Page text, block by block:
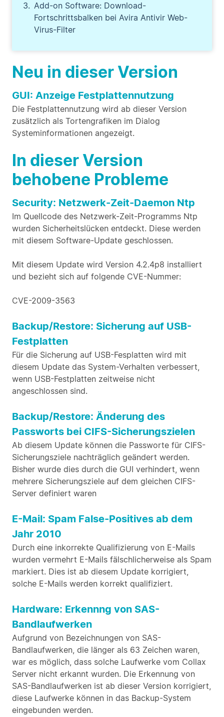
Neu in dieser Version
GUI: Anzeige Festplattennutzung
Die Festplattennutzung wird ab dieser Version
zusätzlich als Tortengrafiken im Dialog
Systeminformationen angezeigt.
In dieser Version
behobene Probleme
Security: Netzwerk-Zeit-Daemon Ntp
Im Quellcode des Netzwerk-Zeit-Programms Ntp
wurden Sicherheitslücken entdeckt. Diese werden
mit diesem Software-Update geschlossen.
Mit diesem Update wird Version 4.2.4p8 installiert
und bezieht sich auf folgende CVE-Nummer:
CVE-2009-3563
Backup/Restore: Sicherung auf USB-
Festplatten
Für die Sicherung auf USB-Fesplatten wird mit
diesem Update das System-Verhalten verbessert,
wenn USB-Festplatten zeitweise nicht
angeschlossen sind.
Backup/Restore: Änderung des
Passworts bei CIFS-Sicherungszielen
Ab diesem Update können die Passworte für CIFS-
Sicherungsziele nachträglich geändert werden.
Bisher wurde dies durch die GUI verhindert, wenn
mehrere Sicherungsziele auf dem gleichen CIFS-
Server definiert waren
E-Mail: Spam False-Positives ab dem
Jahr 2010
Durch eine inkorrekte Qualifizierung von E-Mails
wurden vermehrt E-Mails fälschlicherweise als Spam
markiert. Dies ist ab diesem Update korrigiert,
solche E-Mails werden korrekt qualifiziert.
Hardware: Erkennng von SAS-
Bandlaufwerken
Aufgrund von Bezeichnungen von SAS-
Bandlaufwerken, die länger als 63 Zeichen waren,
war es möglich, dass solche Laufwerke vom Collax
Server nicht erkannt wurden. Die Erkennung von
SAS-Bandlaufwerken ist ab dieser Version korrigiert,
diese Laufwerke können in das Backup-System
eingebunden werden.
Add-on Software: Download-
Fortschrittsbalken bei Avira Antivir Web-
Virus-Filter